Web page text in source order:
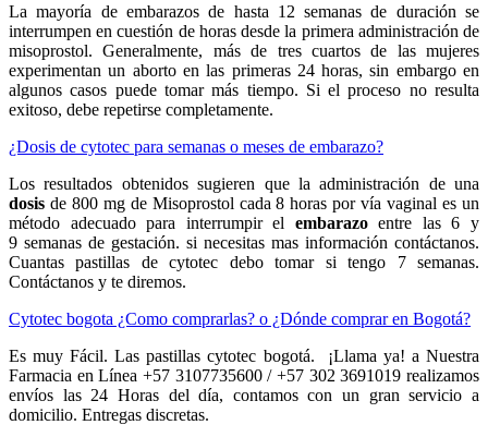
La mayoría de embarazos de hasta 12 semanas de duración se
interrumpen en cuestión de horas desde la primera administración de
misoprostol. Generalmente, más de tres cuartos de las mujeres
experimentan un aborto en las primeras 24 horas, sin embargo en
algunos casos puede tomar más tiempo. Si el proceso no resulta
exitoso, debe repetirse completamente.
¿Dosis de cytotec para semanas o meses de embarazo?
Los resultados obtenidos sugieren que la administración de una
dosis de 800 mg de Misoprostol cada 8 horas por vía vaginal es un
método adecuado para interrumpir el embarazoentre las 6 y
9 semanas de gestación. si necesitas mas información contáctanos.
Cuantas pastillas de cytotec debo tomar si tengo 7 semanas.
Contáctanos y te diremos.
Cytotec bogota ¿Como comprarlas? o ¿Dónde comprar en Bogotá?
Es muy Fácil. Las pastillas cytotec bogotá. ¡Llama ya! a Nuestra
Farmacia en Línea +57 3107735600 / +57 302 3691019 realizamos
envíos las 24 Horas del día, contamos con un gran servicio a
domicilio. Entregas discretas.